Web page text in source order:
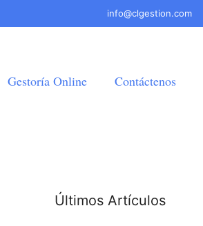
info@clgestion.com
Gestoría Online Contáctenos
Últimos Artículos